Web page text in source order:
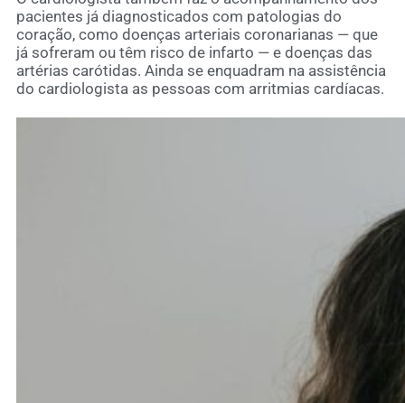
pacientes já diagnosticados com patologias do
coração, como doenças arteriais coronarianas — que
já sofreram ou têm risco de infarto — e doenças das
artérias carótidas. Ainda se enquadram na assistência
do cardiologista as pessoas com arritmias cardíacas.